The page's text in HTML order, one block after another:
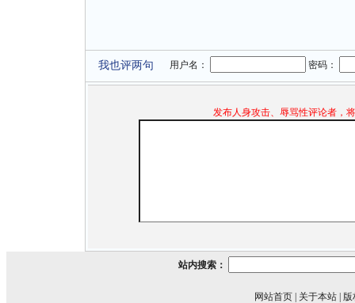
我也评两句 用户名： 密码：
发布人身攻击、辱骂性评论者，
站内搜索：
网站首页 关于本站 版